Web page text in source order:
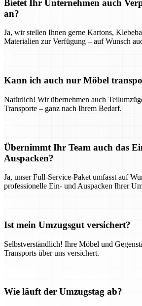
Bietet Ihr Unternehmen auch
an?
Ja, wir stellen Ihnen gerne Kartons,
Materialien zur Verfügung – auf Wunsch
Kann ich auch nur Möbel
Natürlich! Wir übernehmen auch
Transporte – ganz nach Ihrem Bedarf.
Übernimmt Ihr Team auch das
Auspacken?
Ja, unser Full-Service-Paket umfasst auf
professionelle Ein- und Auspacken Ihrer
Ist mein Umzugsgut versichert?
Selbstverständlich! Ihre Möbel und
Transports über uns versichert.
Wie läuft der Umzugstag ab?